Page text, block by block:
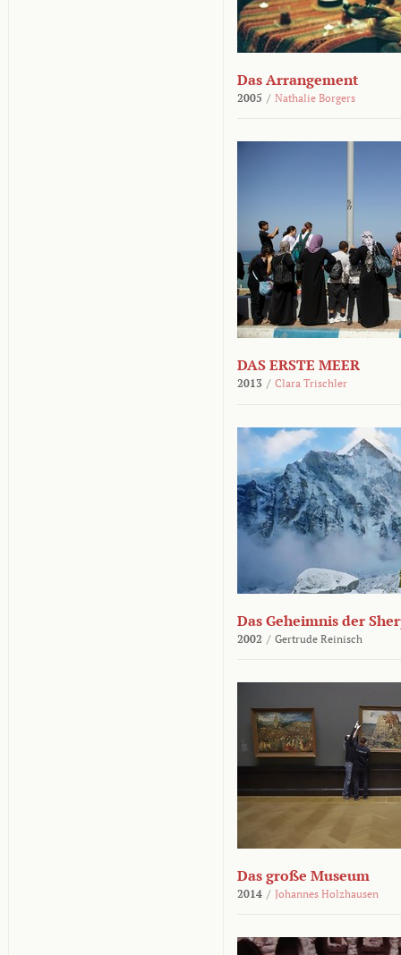
Das Arrangement
2005 / Nathalie Borgers
DAS ERSTE MEER
2013 / Clara Trischler
Das Geheimnis der
2002 / Gertrude Reinisch
Das große Museum
2014 / Johannes Holzhausen